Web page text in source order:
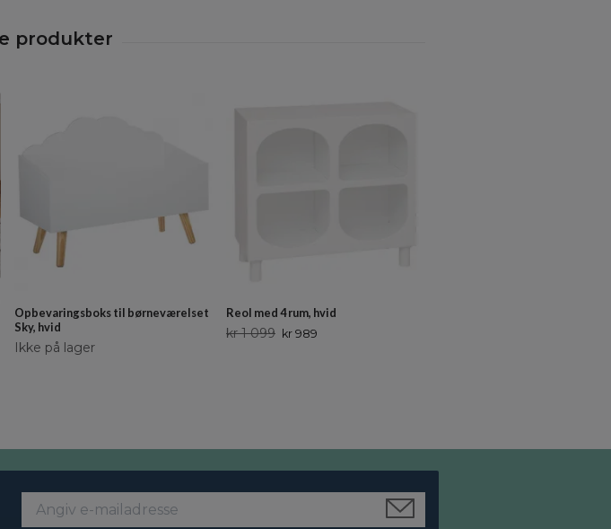
Opbevaringsboks til børneværelset
Sky, hvid
Ikke på lager
Reol med 4 rum, hvid
kr 1 099 kr 989